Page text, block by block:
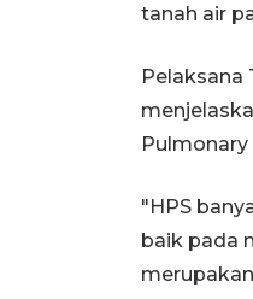
tanah air
Pelaksana
"HPS
baik pada